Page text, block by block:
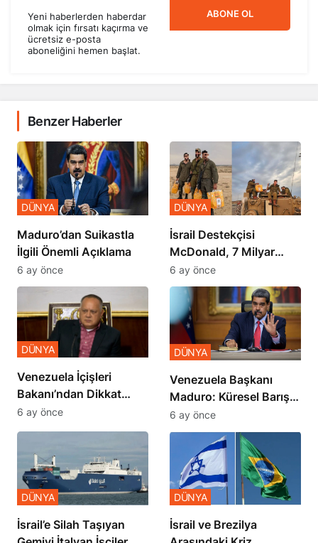
Yeni haberlerden haberdar
olmak için fırsatı kaçırma ve
ücretsiz e-posta
aboneliğini hemen başlat.
ABONE OL
Benzer Haberler
​​​​​​​Maduro’dan Suikastla
İlgili Önemli Açıklama
DÜNYA
6 ay önce
İsrail Destekçisi
McDonald, 7 Milyar
Dolar Zararda
DÜNYA
6 ay önce
Venezuela İçişleri
Bakanı’ndan Dikkat
Çekici İran İddiası
DÜNYA
6 ay önce
Venezuela Başkanı
Maduro: Küresel Barış
Zirvesi Yapılmalı
DÜNYA
6 ay önce
İsrail’e Silah Taşıyan
DÜNYA
​​​​​​​İsrail ve Brezilya
DÜNYA